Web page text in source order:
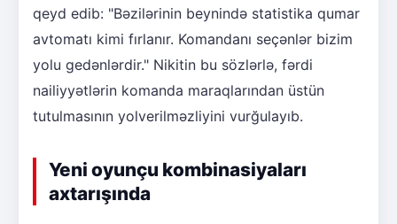
qeyd edib: "Bəzilərinin beynində statistika qumar
avtomatı kimi fırlanır. Komandanı seçənlər bizim
yolu gedənlərdir." Nikitin bu sözlərlə, fərdi
nailiyyətlərin komanda maraqlarından üstün
tutulmasının yolverilməzliyini vurğulayıb.
Yeni oyunçu kombinasiyaları
axtarışında